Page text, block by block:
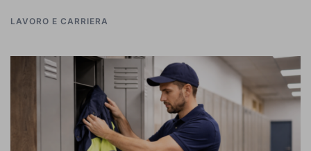
LAVORO E CARRIERA